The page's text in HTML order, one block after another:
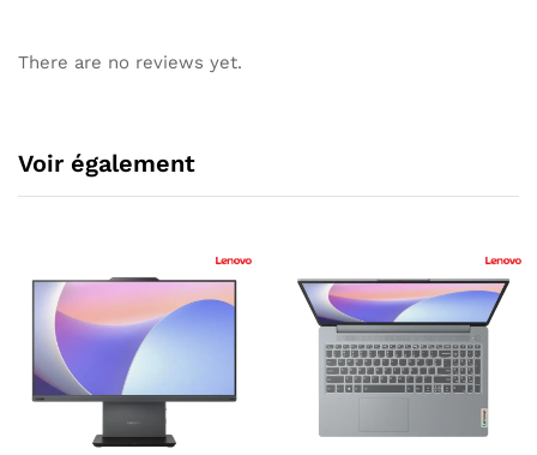
There are no reviews yet.
Voir également